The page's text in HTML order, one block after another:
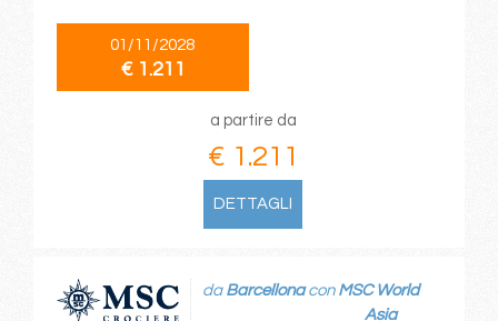
01/11/2028
€ 1.211
a partire da
€ 1.211
DETTAGLI
da Barcellonacon MSC World
Asia